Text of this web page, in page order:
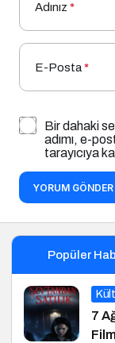
Adınız *
E-Posta*
Bir dahaki
adımı, e-
tarayıcıya
YORUM GÖNDER
Popüler
7